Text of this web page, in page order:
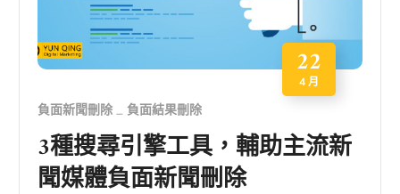
22
4 月
負面新聞刪除 負面結果刪除
3種搜尋引擎工具，輔助主流新
聞媒體負面新聞刪除